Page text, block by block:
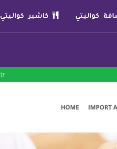
كواليتي كاشير كواليتي